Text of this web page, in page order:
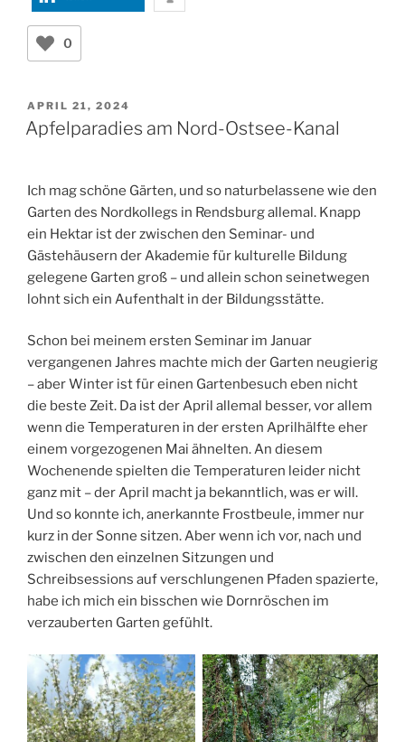
0
VERÖFFENTLICHT
AM
APRIL 21, 2024
Apfelparadies am Nord-Ostsee-Kanal
Ich mag schöne Gärten, und so naturbelassene wie den
Garten des Nordkollegs in Rendsburg allemal. Knapp
ein Hektar ist der zwischen den Seminar- und
Gästehäusern der Akademie für kulturelle Bildung
gelegene Garten groß – und allein schon seinetwegen
lohnt sich ein Aufenthalt in der Bildungsstätte.
Schon bei meinem ersten Seminar im Januar
vergangenen Jahres machte mich der Garten neugierig
– aber Winter ist für einen Gartenbesuch eben nicht
die beste Zeit. Da ist der April allemal besser, vor allem
wenn die Temperaturen in der ersten Aprilhälfte eher
einem vorgezogenen Mai ähnelten. An diesem
Wochenende spielten die Temperaturen leider nicht
ganz mit – der April macht ja bekanntlich, was er will.
Und so konnte ich, anerkannte Frostbeule, immer nur
kurz in der Sonne sitzen. Aber wenn ich vor, nach und
zwischen den einzelnen Sitzungen und
Schreibsessions auf verschlungenen Pfaden spazierte,
habe ich mich ein bisschen wie Dornröschen im
verzauberten Garten gefühlt.